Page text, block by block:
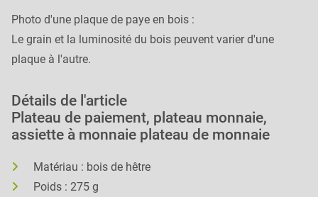
Photo d'une plaque de paye en bois :
Le grain et la luminosité du bois peuvent varier d'une
plaque à l'autre.
Détails de l'article
Plateau de paiement, plateau monnaie,
assiette à monnaie plateau de monnaie
Matériau : bois de hêtre
Poids : 275 g